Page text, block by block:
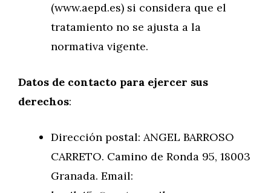
(www.aepd.es) si considera que el
tratamiento no se ajusta a la
normativa vigente.
Datos de contacto para ejercer sus
derechos:
Dirección postal: ANGEL BARROSO
CARRETO. Camino de Ronda 95, 18003
Granada. Email: